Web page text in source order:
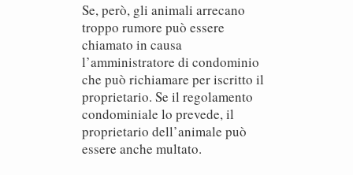
Se, però, gli animali arrecano
troppo rumore può essere
chiamato in causa
l’amministratore di condominio
che può richiamare per iscritto il
proprietario. Se il regolamento
condominiale lo prevede, il
proprietario dell’animale può
essere anche multato.